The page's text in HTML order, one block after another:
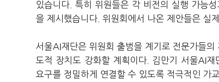
있습니다. 특히 위원들은 각 비전의 실행 가능
을 제시했습니다. 위원회에서 나온 제안들은 실
서울AI재단은 위원회 출범을 계기로 전문가들
도적 장치도 강화할 계획이다. 김만기 서울AI
요구를 정밀하게 연결할 수 있도록 적극적인 가